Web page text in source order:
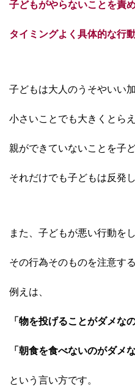
子どもがやらないことを責
タイミングよく具体的な行
子どもは大人のうそやいい
小さいことでも大きくとらえ
親ができていないことを子
それだけでも子どもは反発
また、子どもが悪い行動を
その行為そのものを注意す
例えは、
「物を投げることがダメなの
「朝食を食べないのがダメ
という言い方です。